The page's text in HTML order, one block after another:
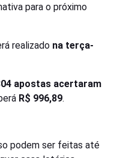
para o próximo
realizado na terça-
apostas acertaram
R$ 996,89.
podem ser feitas até